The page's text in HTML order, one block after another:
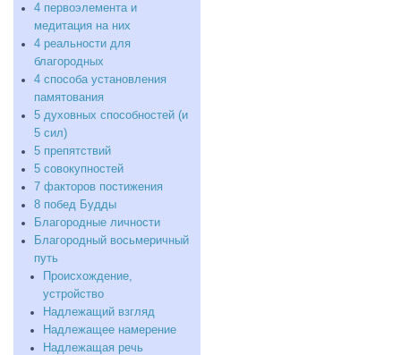
4 первоэлемента и
медитация на них
4 реальности для
благородных
4 способа установления
памятования
5 духовных способностей (и
5 сил)
5 препятствий
5 совокупностей
7 факторов постижения
8 побед Будды
Благородные личности
Благородный восьмеричный
путь
Происхождение,
устройство
Надлежащий взгляд
Надлежащее намерение
Надлежащая речь